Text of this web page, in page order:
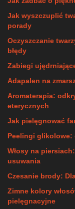
Jak wyszczuplić
porady
Oczyszczanie
błędy
Zabiegi
Adapalen na
Aromaterapia:
eterycznych
Jak pielęgnować
Peelingi glikolowe:
Włosy na
usuwania
Czesanie brody:
Zimne kolory
pielęgnacyjne